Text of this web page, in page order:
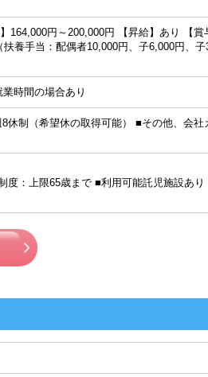
円～200,000円 【昇給】あり 【賞
養手当：配偶者10,000円、子6,000円、子
時間の場合あり
休制（希望休の取得可能） ■その他、会社
度：上限65歳まで ■利用可能託児施設あり